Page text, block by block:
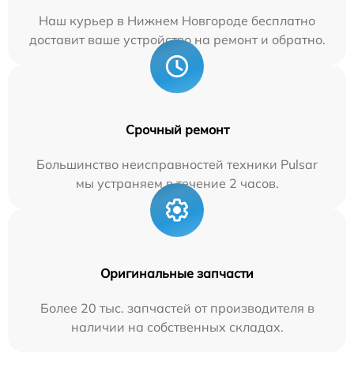
Наш курьер в Нижнем Новгороде бесплатно
доставит ваше устройство на ремонт и обратно.
Срочный ремонт
Большинство неисправностей техники Pulsar
мы устраняем в течение 2 часов.
Оригинальные запчасти
Более 20 тыс. запчастей от производителя в
наличии на собственных складах.